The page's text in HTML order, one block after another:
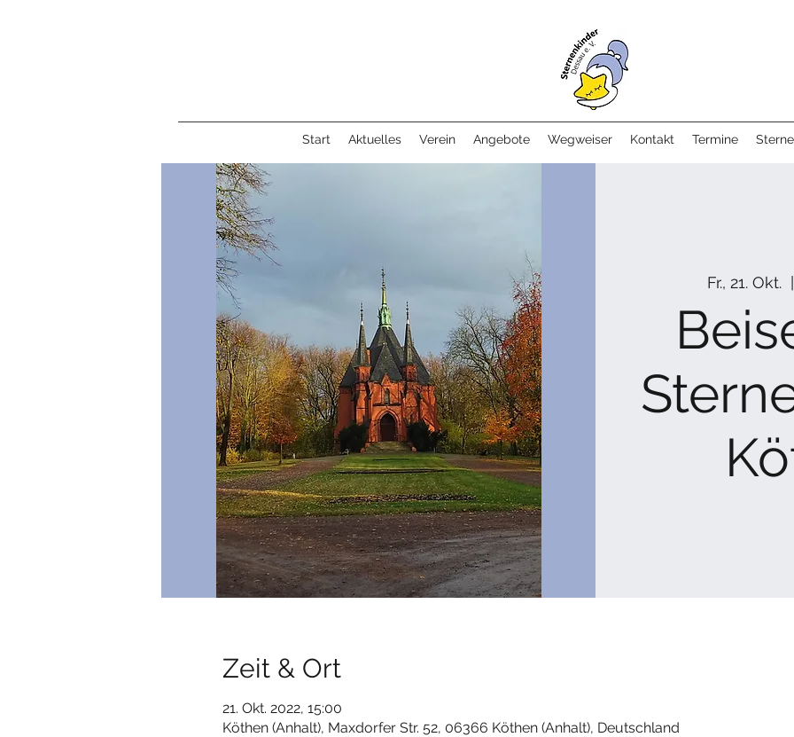
Start Aktuelles Verein Angebote Wegweiser Kontakt Termine
Fr., 21. Okt.
Zeit & Ort
21. Okt. 2022, 15:00
Köthen (Anhalt), Maxdorfer Str. 52, 06366 Köthen (Anhalt), Deutschland